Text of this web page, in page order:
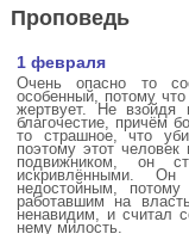
Проповедь
1 февраля
Очень опасно то
особенный, потому
жертвует. Не
благочестие, причём
то страшное, что
поэтому этот
подвижником, он
искривлёнными.
недостойным,
работавшим на
ненавидим, и считал
нему милость.